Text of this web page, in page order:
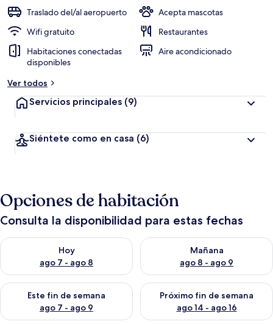
Traslado del/al aeropuerto
Acepta mascotas
Wifi gratuito
Restaurantes
Habitaciones conectadas
disponibles
Aire acondicionado
Ver todos
Servicios principales (9)
Siéntete como en casa (6)
Opciones de habitación
Consulta la disponibilidad para estas fechas
Hoy
ago 7 - ago 8
Consulta la disponibilidad para hoy ago 7 - ago 8
Mañana
ago 8 - ago 9
Consulta la disponibilidad
Este fin de semana
ago 7 - ago 9
Consulta la disponibilidad para este fin de semana ago 7 -
Próximo fin de semana
ago 14 - ago 16
Consulta la disponibilidad